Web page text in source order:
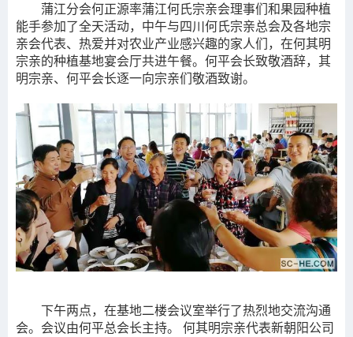
蒲江分会何正源率蒲江何氏宗亲会理事们和果园种植
能手参加了全天活动，中午与四川何氏宗亲总会及各地宗
亲会代表、热爱并对农业产业感兴趣的家人们，在何其明
宗亲的种植基地宴会厅共进午餐。何平会长致敬酒辞，其
明宗亲、何平会长逐一向宗亲们敬酒致谢。
下午两点，在基地二楼会议室举行了热烈地交流沟通
会。会议由何平总会长主持。 何其明宗亲代表新朝阳公司